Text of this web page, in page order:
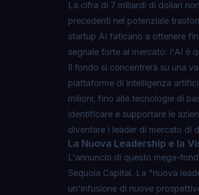
La cifra di 7 miliardi di dollari
precedenti nel potenziale
startup AI faticano a ottenere
segnale forte al mercato: l'AI è
Il fondo si concentrerà su una
piattaforme di intelligenza
milioni, fino alle tecnologie di
identificare e supportare le
diventare i leader di mercato di
La Nuova Leadership e la
L'annuncio di questo mega-
Sequoia Capital. La "nuova
un'infusione di nuove